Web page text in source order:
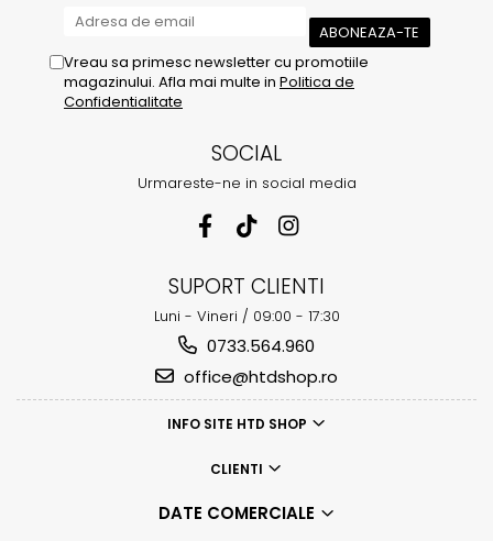
Vreau sa primesc newsletter cu promotiile
magazinului. Afla mai multe in Politica de
Confidentialitate
SOCIAL
Urmareste-ne in social media
SUPORT CLIENTI
Luni - Vineri / 09:00 - 17:30
0733.564.960
office@htdshop.ro
INFO SITE HTD SHOP
CLIENTI
DATE COMERCIALE